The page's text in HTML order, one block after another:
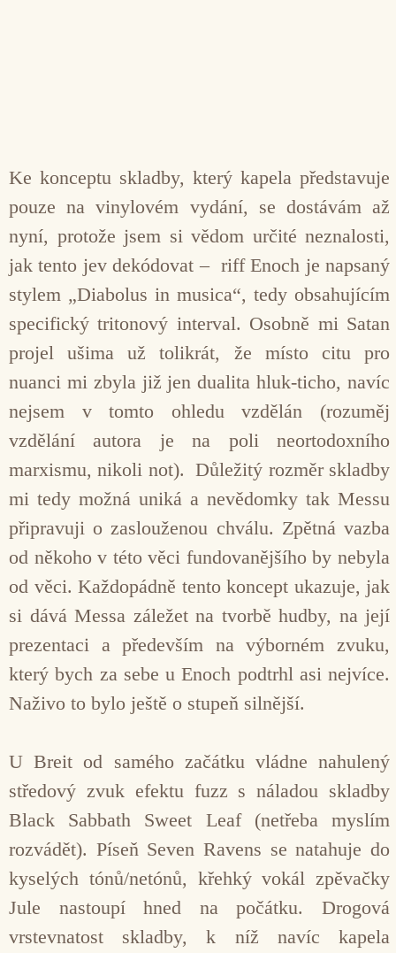
Ke konceptu skladby, který kapela představuje
pouze na vinylovém vydání, se dostávám až
nyní, protože jsem si vědom určité neznalosti,
jak tento jev dekódovat – riff Enoch je napsaný
stylem „Diabolus in musica“, tedy obsahujícím
specifický tritonový interval. Osobně mi Satan
projel ušima už tolikrát, že místo citu pro
nuanci mi zbyla již jen dualita hluk-ticho, navíc
nejsem v tomto ohledu vzdělán (rozuměj
vzdělání autora je na poli neortodoxního
marxismu, nikoli not). Důležitý rozměr skladby
mi tedy možná uniká a nevědomky tak Messu
připravuji o zaslouženou chválu. Zpětná vazba
od někoho v této věci fundovanějšího by nebyla
od věci. Každopádně tento koncept ukazuje, jak
si dává Messa záležet na tvorbě hudby, na její
prezentaci a především na výborném zvuku,
který bych za sebe u Enoch podtrhl asi nejvíce.
Naživo to bylo ještě o stupeň silnější.
U Breit od samého začátku vládne nahulený
středový zvuk efektu fuzz s náladou skladby
Black Sabbath Sweet Leaf (netřeba myslím
rozvádět). Píseň Seven Ravens se natahuje do
kyselých tónů/netónů, křehký vokál zpěvačky
Jule nastoupí hned na počátku. Drogová
vrstevnatost skladby, k níž navíc kapela